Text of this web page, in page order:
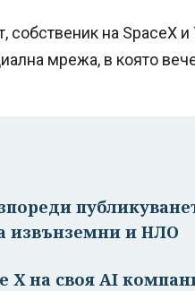
на SpaceX
мрежа, в която
извънземни и НЛО
Х на своя AI